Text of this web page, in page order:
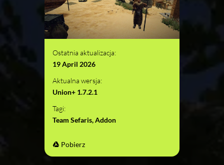
Ostatnia aktualizacja:
19 April 2026
Aktualna wersja:
Union+ 1.7.2.1
Tagi:
Team Sefaris, Addon
Pobierz